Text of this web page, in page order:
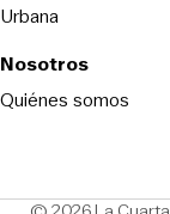
Urbana
Nosotros
Quiénes somos